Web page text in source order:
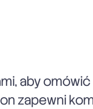
aby
zapewni